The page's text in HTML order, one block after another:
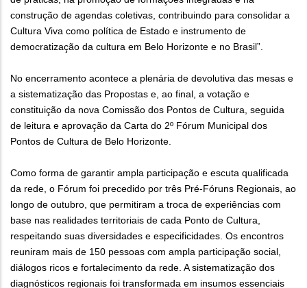
construção de agendas coletivas, contribuindo para consolidar a
Cultura Viva como política de Estado e instrumento de
democratização da cultura em Belo Horizonte e no Brasil”.
No encerramento acontece a plenária de devolutiva das mesas e
a sistematização das Propostas e, ao final, a votação e
constituição da nova Comissão dos Pontos de Cultura, seguida
de leitura e aprovação da Carta do 2º Fórum Municipal dos
Pontos de Cultura de Belo Horizonte.
Como forma de garantir ampla participação e escuta qualificada
da rede, o Fórum foi precedido por três Pré-Fóruns Regionais, ao
longo de outubro, que permitiram a troca de experiências com
base nas realidades territoriais de cada Ponto de Cultura,
respeitando suas diversidades e especificidades. Os encontros
reuniram mais de 150 pessoas com ampla participação social,
diálogos ricos e fortalecimento da rede. A sistematização dos
diagnósticos regionais foi transformada em insumos essenciais